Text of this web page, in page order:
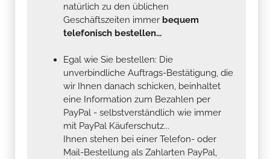
natürlich zu den üblichen
Geschäftszeiten immer bequem
telefonisch bestellen...
Egal wie Sie bestellen: Die
unverbindliche Auftrags-Bestätigung, die
wir Ihnen danach schicken, beinhaltet
eine Information zum Bezahlen per
PayPal - selbstverständlich wie immer
mit PayPal Käuferschutz...
Ihnen stehen bei einer Telefon- oder
Mail-Bestellung als Zahlarten PayPal,